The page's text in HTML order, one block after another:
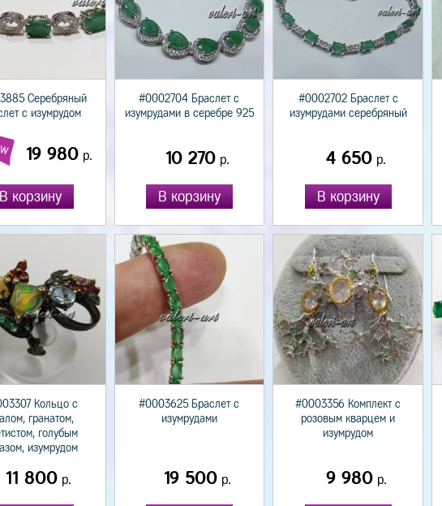
Серебряный
с изумрудом
19 980р.
В корзину
#0002704 Браслет с
изумрудами в серебре 925
10 270р.
В корзину
#0002702 Браслет с
изумрудами серебряный
4 650 р.
В корзину
Кольцо с
гранатом,
голубым
изумрудом
11 800 р.
#0003625 Браслет с
изумрудами
19 500р.
#0003356 Комплект с
розовым кварцем и
изумрудом
9 980р.